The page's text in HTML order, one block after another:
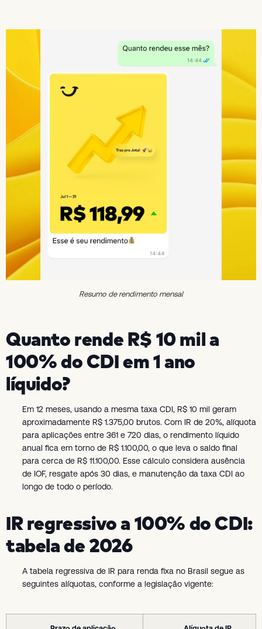
Resumo de rendimento mensal
Quanto rende R$ 10 mil a
100% do CDI em 1 ano
líquido?
Em 12 meses, usando a mesma taxa CDI, R$ 10 mil geram
aproximadamente R$ 1.375,00 brutos. Com IR de 20%, alíquota
para aplicações entre 361 e 720 dias, o rendimento líquido
anual fica em torno de R$ 1.100,00, o que leva o saldo final
para cerca de R$ 11.100,00. Esse cálculo considera ausência
de IOF, resgate após 30 dias, e manutenção da taxa CDI ao
longo de todo o período.
IR regressivo a 100% do CDI:
tabela de 2026
A tabela regressiva de IR para renda fixa no Brasil segue as
seguintes alíquotas, conforme a legislação vigente: